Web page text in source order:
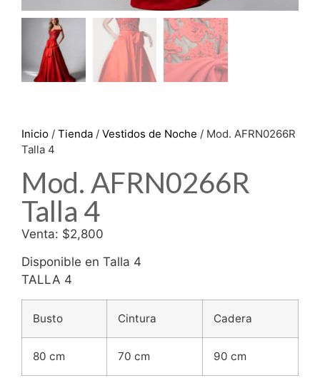
Inicio / Tienda / Vestidos de Noche / Mod. AFRN0266R
Talla 4
Mod. AFRN0266R
Talla 4
Venta: $2,800
Disponible en Talla 4
TALLA 4
Busto Cintura Cadera
80 cm 70 cm 90 cm